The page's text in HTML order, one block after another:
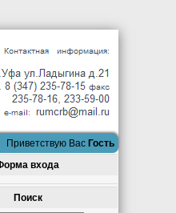
Приветствую Вас Гость
входа
Поиск